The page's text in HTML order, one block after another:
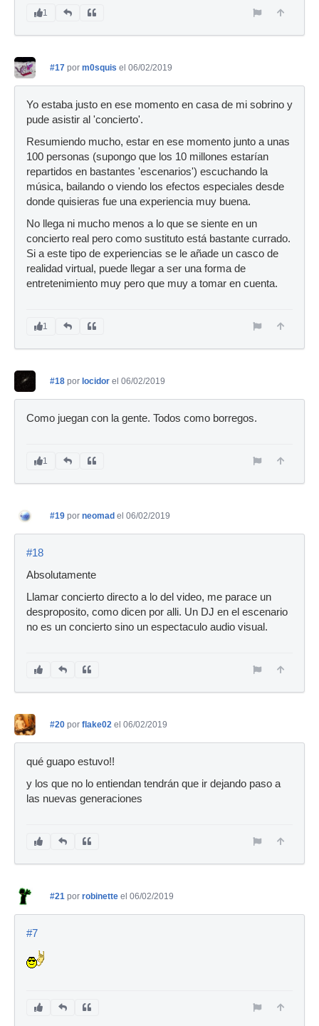
1
#17 por m0squis el 06/02/2019
Yo estaba justo en ese momento en casa de mi sobrino y
pude asistir al 'concierto'.
Resumiendo mucho, estar en ese momento junto a unas
100 personas (supongo que los 10 millones estarían
repartidos en bastantes 'escenarios') escuchando la
música, bailando o viendo los efectos especiales desde
donde quisieras fue una experiencia muy buena.
No llega ni mucho menos a lo que se siente en un
concierto real pero como sustituto está bastante currado.
Si a este tipo de experiencias se le añade un casco de
realidad virtual, puede llegar a ser una forma de
entretenimiento muy pero que muy a tomar en cuenta.
1
#18 por locidor el 06/02/2019
Como juegan con la gente. Todos como borregos.
1
#19 por neomad el 06/02/2019
#18
Absolutamente
Llamar concierto directo a lo del video, me parace un
desproposito, como dicen por alli. Un DJ en el escenario
no es un concierto sino un espectaculo audio visual.
#20 por flake02 el 06/02/2019
qué guapo estuvo!!
y los que no lo entiendan tendrán que ir dejando paso a
las nuevas generaciones
#21 por robinette el 06/02/2019
#7